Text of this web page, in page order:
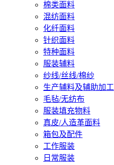
棉类面料
混纺面料
化纤面料
针织面料
特种面料
服装辅料
纱线/丝线/棉纱
生产辅料及辅助加工
毛毡/无纺布
服装填充物料
真皮/人造革面料
箱包及配件
工作服装
日常服装